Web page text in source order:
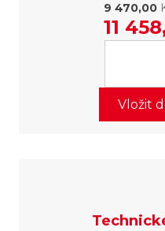
9 470,00
11
Vložit